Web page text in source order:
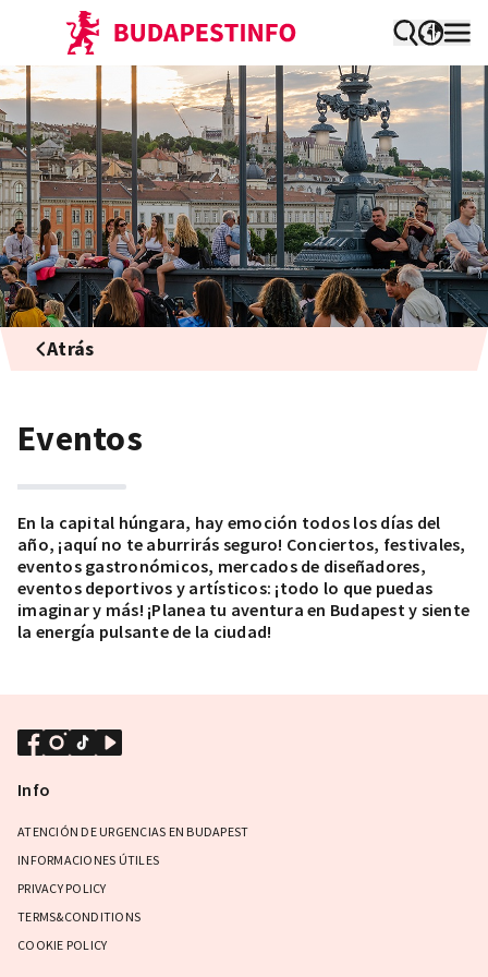
Atrás
Eventos
En la capital húngara, hay emoción todos los días del
año, ¡aquí no te aburrirás seguro! Conciertos, festivales,
eventos gastronómicos, mercados de diseñadores,
eventos deportivos y artísticos: ¡todo lo que puedas
imaginar y más! ¡Planea tu aventura en Budapest y siente
la energía pulsante de la ciudad!
Info
ATENCIÓN DE URGENCIAS EN BUDAPEST
INFORMACIONES ÚTILES
PRIVACY POLICY
TERMS&CONDITIONS
COOKIE POLICY